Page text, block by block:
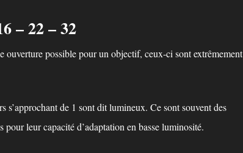
– 22 – 32
possible pour un objectif, ceux-ci sont extrêmement
de 1 sont dit lumineux. Ce sont souvent des
leur capacité d’adaptation en basse luminosité.